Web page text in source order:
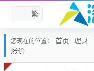
繁
您现在的位置： 首页 理财
涨价